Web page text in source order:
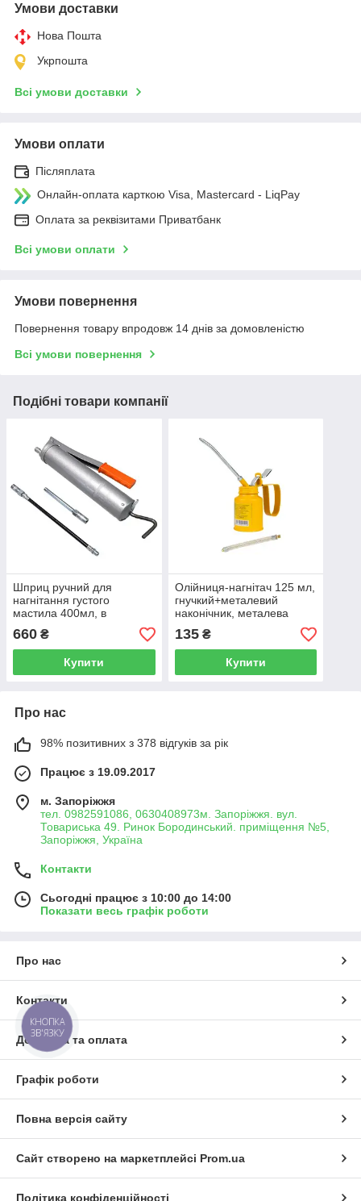
Умови доставки
Нова Пошта
Укрпошта
Всі умови доставки
Умови оплати
Післяплата
Онлайн-оплата карткою Visa, Mastercard - LiqPay
Оплата за реквізитами Приватбанк
Всі умови оплати
Умови повернення
Повернення товару впродовж 14 днів за домовленістю
Всі умови повернення
Подібні товари компанії
Шприц ручний для
нагнітання густого
мастила 400мл, в
комплекті з жорстким та
гнучким наконечниками
ROCKFORCE RF-KCG-451
660 ₴
Купити
Олійниця-нагнітач 125 мл,
гнучкий+металевий
наконічник, металева
Sigma 6300011
135₴
Купити
Про нас
98% позитивних з 378 відгуків за рік
Працює з 19.09.2017
м. Запоріжжя
тел. 0982591086, 0630408973м. Запоріжжя. вул.
Товариська 49. Ринок Бородинський. приміщення №5,
Запоріжжя, Україна
Контакти
Сьогодні працює з 10:00 до 14:00
Показати весь графік роботи
Про нас
Контакти
Доставка та оплата
Графік роботи
Повна версія сайту
Сайт створено на маркетплейсі Prom.ua
Політика конфіденційності
КНОПКА
ЗВ'ЯЗКУ